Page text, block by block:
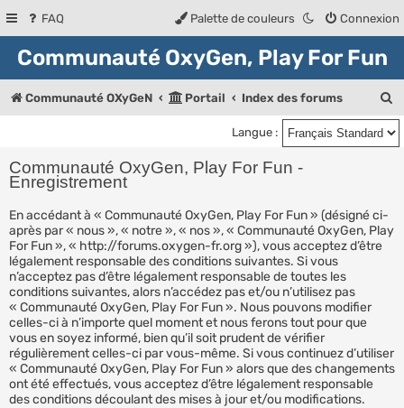
FAQ Connexion
Palette de couleurs
Communauté OxyGen, Play For Fun
Communauté OXyGeN Portail Index des forums
e
c
Langue :
Communauté OxyGen, Play For Fun -
Enregistrement
En accédant à « Communauté OxyGen, Play For Fun » (désigné ci-
après par « nous », « notre », « nos », « Communauté OxyGen, Play
For Fun », « http://forums.oxygen-fr.org »), vous acceptez d’être
légalement responsable des conditions suivantes. Si vous
n’acceptez pas d’être légalement responsable de toutes les
conditions suivantes, alors n’accédez pas et/ou n’utilisez pas
« Communauté OxyGen, Play For Fun ». Nous pouvons modifier
celles-ci à n’importe quel moment et nous ferons tout pour que
vous en soyez informé, bien qu’il soit prudent de vérifier
régulièrement celles-ci par vous-même. Si vous continuez d’utiliser
« Communauté OxyGen, Play For Fun » alors que des changements
ont été effectués, vous acceptez d’être légalement responsable
des conditions découlant des mises à jour et/ou modifications.